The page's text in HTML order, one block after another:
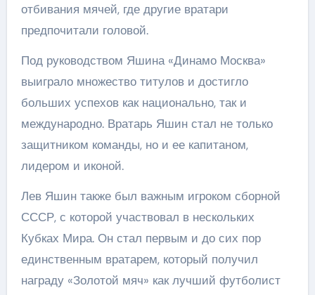
отбивания мячей, где другие вратари
предпочитали головой.
Под руководством Яшина «Динамо Москва»
выиграло множество титулов и достигло
больших успехов как национально, так и
международно. Вратарь Яшин стал не только
защитником команды, но и ее капитаном,
лидером и иконой.
Лев Яшин также был важным игроком сборной
СССР, с которой участвовал в нескольких
Кубках Мира. Он стал первым и до сих пор
единственным вратарем, который получил
награду «Золотой мяч» как лучший футболист